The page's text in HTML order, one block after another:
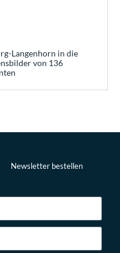
Langenhorn in die
von 136
Newsletter bestellen